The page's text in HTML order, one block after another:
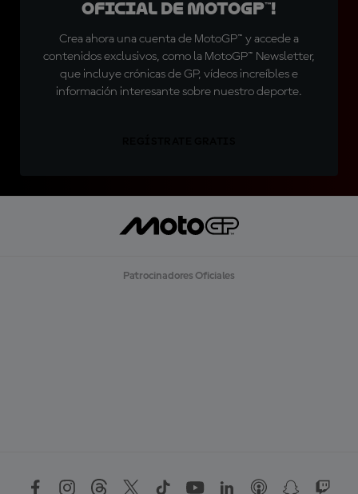
oficial de MotoGP™!
Crea ahora una cuenta de MotoGP™ y accede a
contenidos exclusivos, como la MotoGP™ Newsletter,
que incluye crónicas de GP, vídeos increíbles e
información interesante sobre nuestro deporte.
Patrocinadores Oficiales